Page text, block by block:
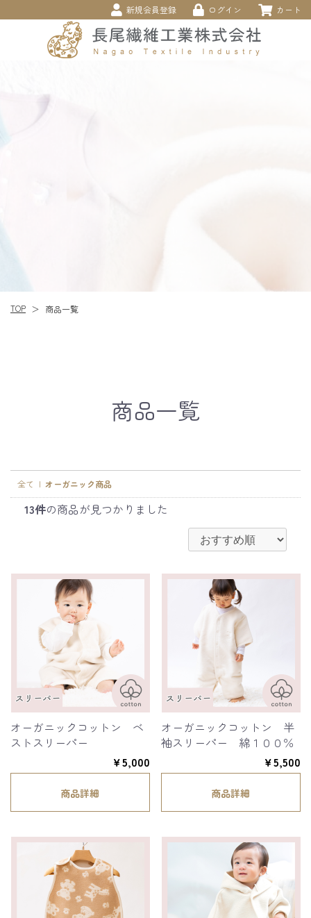
新規会員登録 ログイン カート
TOP ＞ 商品一覧
商品一覧
全て | オーガニック商品
13件の商品が見つかりました
オーガニックコットン ベ
ストスリーパー
￥5,000
商品詳細
オーガニックコットン 半
袖スリーパー 綿１００％
￥5,500
商品詳細